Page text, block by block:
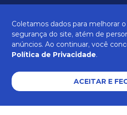
ATENDIMENTO
AJUDA E SUPORTE
Coletamos dados para melhorar
segurança do site, atém de
anúncios. Ao continuar, você
Política de Privacidade.
ACEITAR E